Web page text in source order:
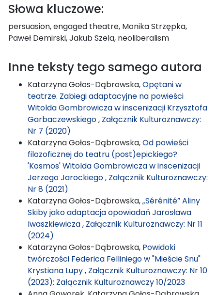
Słowa kluczowe:
persuasion, engaged theatre, Monika Strzępka,
Paweł Demirski, Jakub Szela, neoliberalism
Inne teksty tego samego autora
Katarzyna Gołos-Dąbrowska,Opętani w
teatrze. Zabiegi adaptacyjne na powieści
Witolda Gombrowicza w inscenizacji Krzysztofa
Garbaczewskiego, Załącznik Kulturoznawczy:
Nr 7 (2020)
Katarzyna Gołos-Dąbrowska,Od powieści
filozoficznej do teatru (post)epickiego?
'Kosmos' Witolda Gombrowicza w inscenizacji
Jerzego Jarockiego, Załącznik Kulturoznawczy:
Nr 8 (2021)
Katarzyna Gołos-Dąbrowska,„Sérénité” Aliny
Skiby jako adaptacja opowiadań Jarosława
Iwaszkiewicza, Załącznik Kulturoznawczy: Nr 11
(2024)
Katarzyna Gołos-Dąbrowska, Powidoki
twórczości Federica Felliniego w "Mieście Snu"
Krystiana Lupy, Załącznik Kulturoznawczy: Nr 10
(2023): Załącznik Kulturoznawczy 10/2023